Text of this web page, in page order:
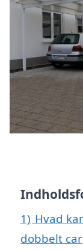
1) Hvad
dobbelt